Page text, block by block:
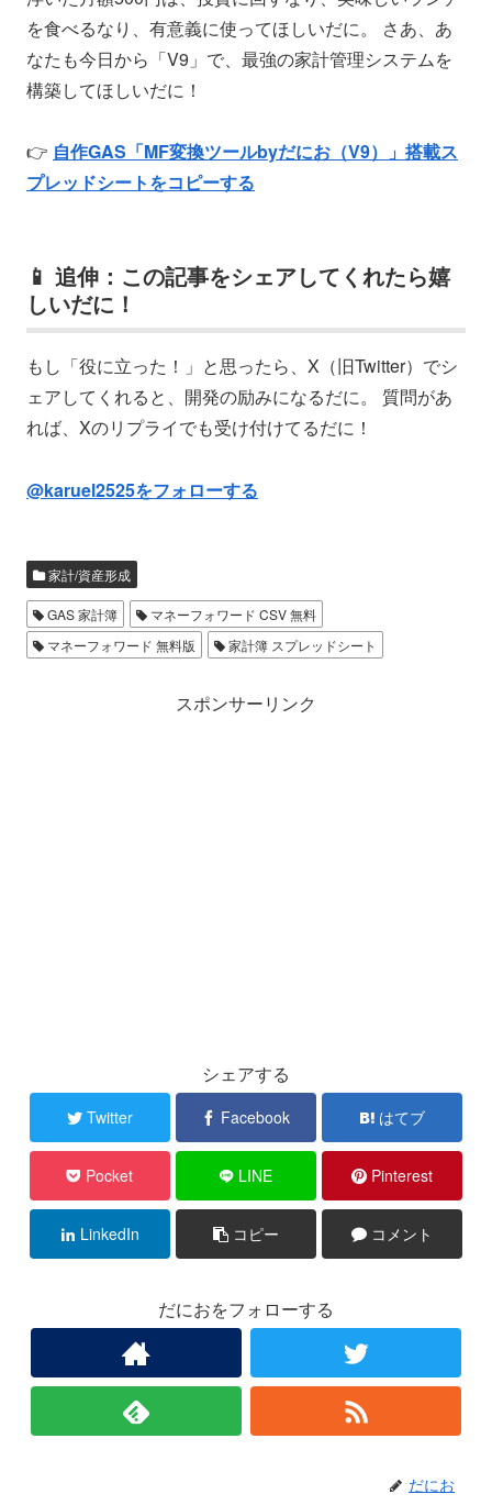
を食べるなり、有意義に使ってほしいだに。 さあ、あ
なたも今日から「V9」で、最強の家計管理システムを
構築してほしいだに！
👉 自作GAS「MF変換ツールbyだにお（V9）」搭載ス
プレッドシートをコピーする
📱 追伸：この記事をシェアしてくれたら嬉
しいだに！
もし「役に立った！」と思ったら、X（旧Twitter）でシ
ェアしてくれると、開発の励みになるだに。 質問があ
れば、Xのリプライでも受け付けてるだに！
@karuel2525をフォローする
家計/資産形成
GAS 家計簿
マネーフォワード CSV 無料
マネーフォワード 無料版
家計簿 スプレッドシート
スポンサーリンク
シェアする
Twitter Facebook はてブ
Pocket LINE Pinterest
LinkedIn コピー コメント
だにおをフォローする
だにお